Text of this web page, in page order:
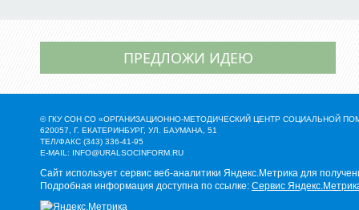
ПРЕДЛОЖИ ИДЕЮ
© ГКУ СОН СО «ОРГАНИЗАЦИОННО-МЕТОДИЧЕСКИЙ ЦЕНТР СОЦИАЛЬНОЙ
620057, Г. ЕКАТЕРИНБУРГ, УЛ. БАУМАНА, 51
ТЕЛ/ФАКС (343) 336-41-95
E-MAIL: INFO@URALSOCINFORM.RU
Сайт использует сервис веб-аналитики Яндекс.Метрика для
Подробная информация доступна по ссылке: Сервис